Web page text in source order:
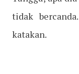
tidak
katakan.